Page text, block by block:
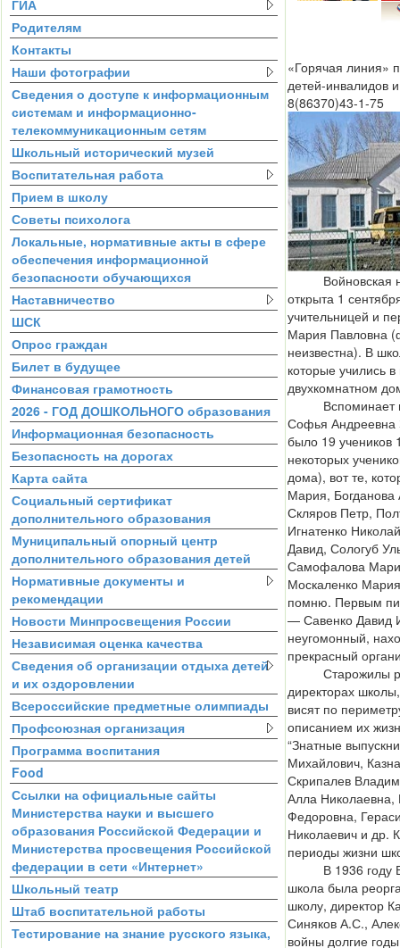
ГИА
Родителям
Контакты
Наши фотографии
Сведения о доступе к информационным
системам и информационно-
телекоммуникационным сетям
Школьный исторический музей
Воспитательная работа
Прием в школу
Советы психолога
Локальные, нормативные акты в сфере
обеспечения информационной
безопасности обучающихся
Наставничество
ШСК
Опрос граждан
Билет в будущее
Финансовая грамотность
2026 - ГОД ДОШКОЛЬНОГО образования
Информационная безопасность
Безопасность на дорогах
Карта сайта
Социальный сертификат
дополнительного образования
Муниципальный опорный центр
дополнительного образования детей
Нормативные документы и
рекомендации
Новости Минпросвещения России
Независимая оценка качества
Сведения об организации отдыха детей
и их оздоровлении
Всероссийские предметные олимпиады
Профсоюзная организация
Программа воспитания
Food
Ссылки на официальные сайты
Министерства науки и высшего
образования Российской Федерации и
Министерства просвещения Российской
федерации в сети «Интернет»
Школьный театр
Штаб воспитательной работы
Тестирование на знание русского языка,
«Горячая линия»
детей-инвалидов
8(86370)43-1-75
Войновская
открыта 1
учительницей и
Мария Павловна
неизвестна). В
которые учились
двухкомнатном
Вспоминает
Софья Андреевна
было 19 учеников
некоторых
дома), вот те,
Мария,
Скляров Петр,
Игнатенко
Давид, Сологуб
Самофалова
Москаленко
помню. Первым
— Савенко Давид
неугомонный,
прекрасный
Старожилы
директорах
висят по
описанием их
“Знатные
Михайлович,
Скрипалев
Алла Николаевна,
Федоровна,
Николаевич и др.
периоды жизни
В 1936 году
школа была
школу, директор
Синяков А.С.,
войны долгие